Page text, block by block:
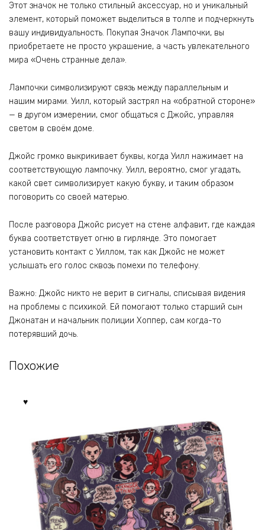
Этот значок не только стильный аксессуар, но и уникальный
элемент, который поможет выделиться в толпе и подчеркнуть
вашу индивидуальность. Покупая Значок Лампочки, вы
приобретаете не просто украшение, а часть увлекательного
мира «Очень странные дела».
Лампочки символизируют связь между параллельным и
нашим мирами. Уилл, который застрял на «обратной стороне»
— в другом измерении, смог общаться с Джойс, управляя
светом в своём доме.
Джойс громко выкрикивает буквы, когда Уилл нажимает на
соответствующую лампочку. Уилл, вероятно, смог угадать,
какой свет символизирует какую букву, и таким образом
поговорить со своей матерью.
После разговора Джойс рисует на стене алфавит, где каждая
буква соответствует огню в гирлянде. Это помогает
установить контакт с Уиллом, так как Джойс не может
услышать его голос сквозь помехи по телефону.
Важно: Джойс никто не верит в сигналы, списывая видения
на проблемы с психикой. Ей помогают только старший сын
Джонатан и начальник полиции Хоппер, сам когда-то
потерявший дочь.
Похожие